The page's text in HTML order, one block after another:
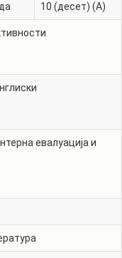
10 (десет) (A)
евалуација и